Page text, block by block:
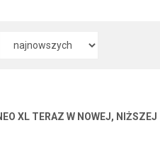
XL TERAZ W NOWEJ, NIŻSZEJ